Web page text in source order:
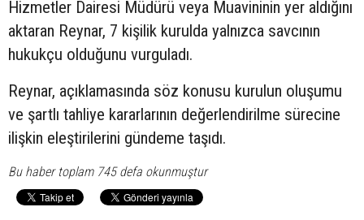
Hizmetler Dairesi Müdürü veya Muavininin yer aldığını
aktaran Reynar, 7 kişilik kurulda yalnızca savcının
hukukçu olduğunu vurguladı.
Reynar, açıklamasında söz konusu kurulun oluşumu
ve şartlı tahliye kararlarının değerlendirilme sürecine
ilişkin eleştirilerini gündeme taşıdı.
Bu haber toplam 745 defa okunmuştur